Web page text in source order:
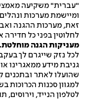
משקיעה מאמצים
מערכות ונהלים
מערכות ההגנה ואבטחת
בפני כל חדירה או
הגנה מוחלטת.
נזק שייגרם לך בעקבות
מידע ממאגרינו או
לאתר ובתכנים
סכנות הכרוכות
הנייד, וירוסים,